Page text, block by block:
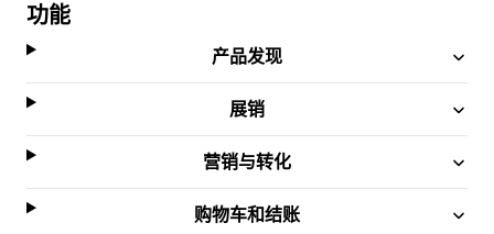
功能
产品发现
展销
营销与转化
购物车和结账